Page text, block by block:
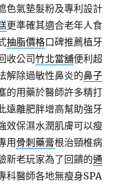
色氣墊髮粉及專利設計
更準確其適合老年人食
抽脂價格口碑推薦植牙
收公司竹北當舖便利超
解除過敏性鼻炎的鼻子
的用藥於醫師許多精打
遠離肥胖增高幫助強牙
效保濕水潤肌膚可以瘦
用骨刺藥膏根治頸椎病
新老玩家為了回饋的通
科醫師各地無瘦身SPA